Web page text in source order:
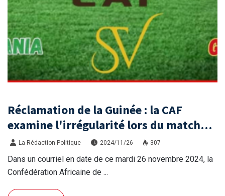
Réclamation de la Guinée : la CAF
examine l'irrégularité lors du match
contre la Tanzanie
La Rédaction Politique 2024/11/26 307
Dans un courriel en date de ce mardi 26 novembre 2024, la
Confédération Africaine de ...